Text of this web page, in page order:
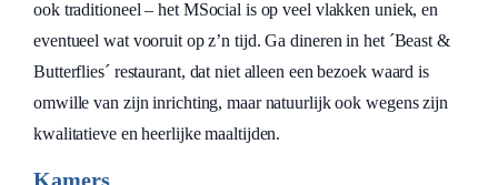
ook traditioneel – het MSocial is op veel vlakken uniek, en
eventueel wat vooruit op z’n tijd. Ga dineren in het ´Beast &
Butterflies´ restaurant, dat niet alleen een bezoek waard is
omwille van zijn inrichting, maar natuurlijk ook wegens zijn
kwalitatieve en heerlijke maaltijden.
Kamers